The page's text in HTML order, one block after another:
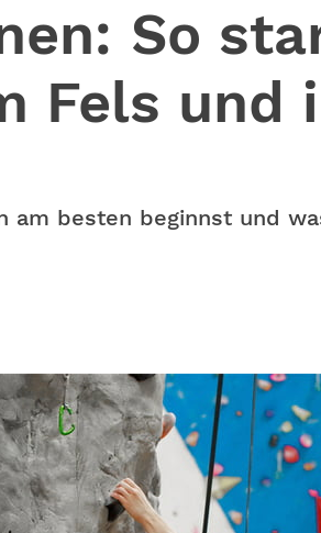
So
Fels und
am besten beginnst und